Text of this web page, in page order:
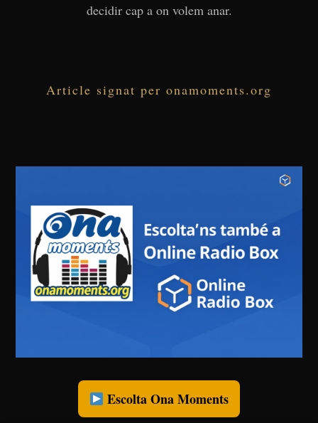
decidir cap a on volem anar.
Article signat per onamoments.org
Escolta Ona Moments